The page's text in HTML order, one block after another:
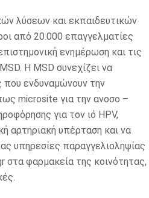
λύσεων και εκπαιδευτικών
από 20.000 επαγγελματίες
ενημέρωση και τις
Η MSD συνεχίζει να
ενδυναμώνουν την
microsite για την ανοσο –
για τον ιό HPV,
αρτηριακή υπέρταση και να
υπηρεσίες παραγγελιοληψίας
στα φαρμακεία της κοινότητας,